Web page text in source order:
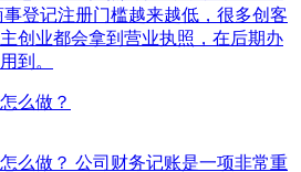
登记注册门槛越来越低，很多创客
创业都会拿到营业执照，在后期办
到。
么做？
么做？ 公司财务记账是一项非常重